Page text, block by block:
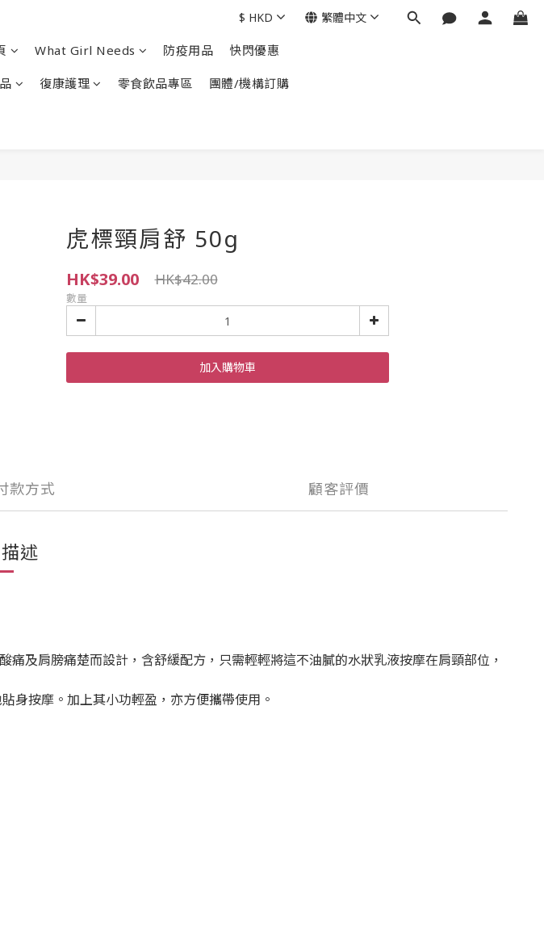
What Girl Needs 防疫用品 快閃優惠
復康護理 零食飲品專區 團體/機構訂購
$ HKD 繁體中文
虎標頸肩舒 50g
HK$39.00 HK$42.00
數量
加入購物車
款方式 顧客評價
述
及肩膀痛楚而設計，含舒緩配方，只需輕輕將這不油膩的水狀乳液按摩在肩頸部位，
身按摩。加上其小功輕盈，亦方便攜帶使用。